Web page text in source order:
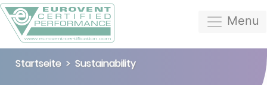
Menu
Startseite Sustainability